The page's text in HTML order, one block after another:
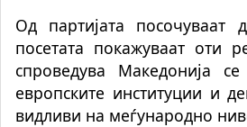
Од партијата посочуваат
посетата покажуваат оти
спроведува Македонија
европските институции и
видливи на меѓународно